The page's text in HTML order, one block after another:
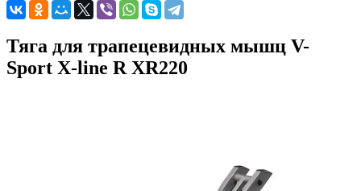
Тяга для трапецевидных мышц V-
Sport X-line R XR220